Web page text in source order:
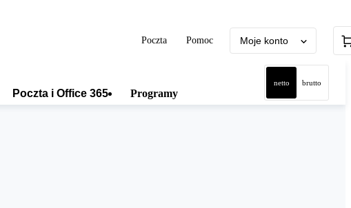
Poczta Pomoc Moje konto
Poczta i Office 365 Programy
netto brutto